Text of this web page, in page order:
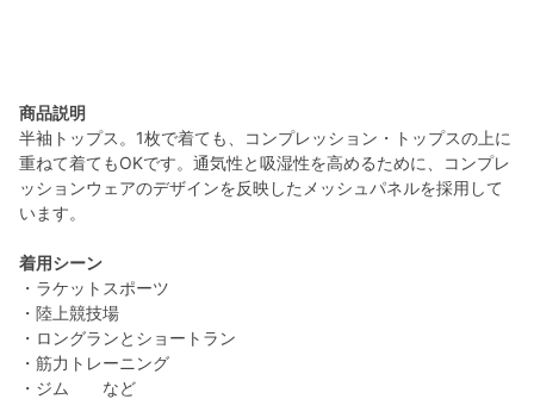
商品説明
半袖トップス。1枚で着ても、コンプレッション・トップスの上に
重ねて着てもOKです。通気性と吸湿性を高めるために、コンプレ
ッションウェアのデザインを反映したメッシュパネルを採用して
います。
着用シーン
・ラケットスポーツ
・陸上競技場
・ロングランとショートラン
・筋力トレーニング
・ジム など